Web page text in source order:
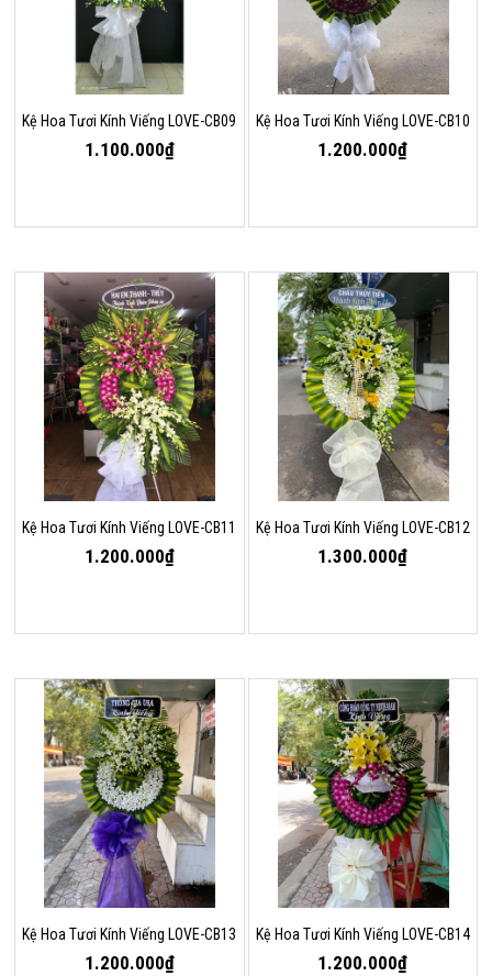
Kệ Hoa Tươi Kính Viếng LOVE-CB09
1.100.000₫
Kệ Hoa Tươi Kính Viếng LOVE-CB10
1.200.000₫
Kệ Hoa Tươi Kính Viếng LOVE-CB11
1.200.000₫
Kệ Hoa Tươi Kính Viếng LOVE-CB12
1.300.000₫
Kệ Hoa Tươi Kính Viếng LOVE-CB13
1.200.000₫
Kệ Hoa Tươi Kính Viếng LOVE-CB14
1.200.000₫